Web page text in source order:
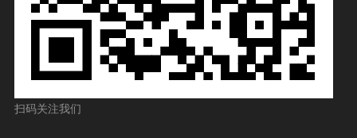
扫码关注我们